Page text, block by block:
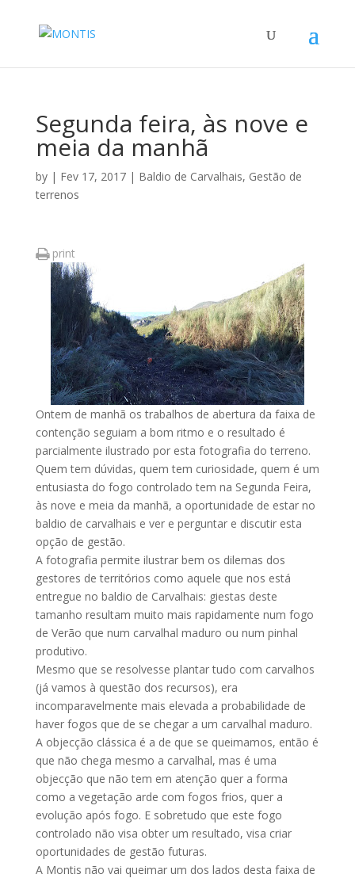
Segunda feira, às nove e
meia da manhã
by | Fev 17, 2017| Baldio de Carvalhais, Gestão de
terrenos
print
Ontem de manhã os trabalhos de abertura da faixa de
contenção seguiam a bom ritmo e o resultado é
parcialmente ilustrado por esta fotografia do terreno.
Quem tem dúvidas, quem tem curiosidade, quem é um
entusiasta do fogo controlado tem na Segunda Feira,
às nove e meia da manhã, a oportunidade de estar no
baldio de carvalhais e ver e perguntar e discutir esta
opção de gestão.
A fotografia permite ilustrar bem os dilemas dos
gestores de territórios como aquele que nos está
entregue no baldio de Carvalhais: giestas deste
tamanho resultam muito mais rapidamente num fogo
de Verão que num carvalhal maduro ou num pinhal
produtivo.
Mesmo que se resolvesse plantar tudo com carvalhos
(já vamos à questão dos recursos), era
incomparavelmente mais elevada a probabilidade de
haver fogos que de se chegar a um carvalhal maduro.
A objecção clássica é a de que se queimamos, então é
que não chega mesmo a carvalhal, mas é uma
objecção que não tem em atenção quer a forma
como a vegetação arde com fogos frios, quer a
evolução após fogo. E sobretudo que este fogo
controlado não visa obter um resultado, visa criar
oportunidades de gestão futuras.
A Montis não vai queimar um dos lados desta faixa de